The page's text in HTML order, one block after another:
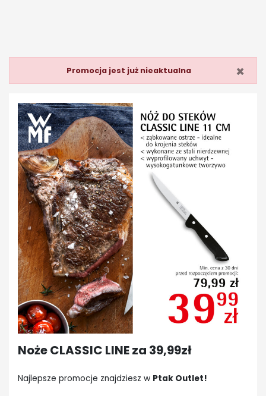
Promocja jest już nieaktualna ×
Noże CLASSIC LINE za 39,99zł
Najlepsze promocje znajdziesz w Ptak Outlet!